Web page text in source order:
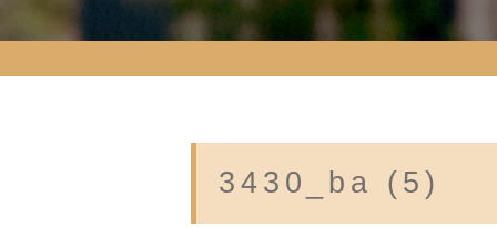
3430_ba (5)